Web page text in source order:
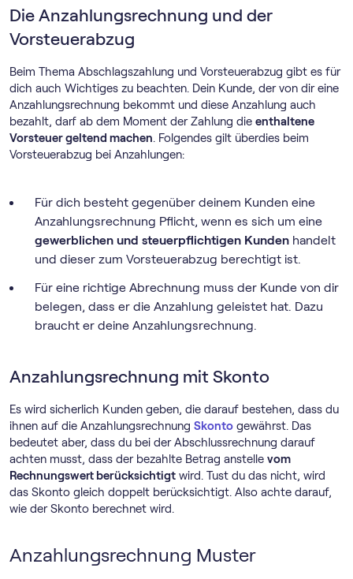
Die Anzahlungsrechnung und der
Vorsteuerabzug
Beim Thema Abschlagszahlung und Vorsteuerabzug gibt es für
dich auch Wichtiges zu beachten. Dein Kunde, der von dir eine
Anzahlungsrechnung bekommt und diese Anzahlung auch
bezahlt, darf ab dem Moment der Zahlung die enthaltene
Vorsteuer geltend machen. Folgendes gilt überdies beim
Vorsteuerabzug bei Anzahlungen:
Für dich besteht gegenüber deinem Kunden eine
Anzahlungsrechnung Pflicht, wenn es sich um eine
gewerblichen und steuerpflichtigen Kunden handelt
und dieser zum Vorsteuerabzug berechtigt ist.
Für eine richtige Abrechnung muss der Kunde von dir
belegen, dass er die Anzahlung geleistet hat. Dazu
braucht er deine Anzahlungsrechnung.
Anzahlungsrechnung mit Skonto
Es wird sicherlich Kunden geben, die darauf bestehen, dass du
ihnen auf die Anzahlungsrechnung Skonto gewährst. Das
bedeutet aber, dass du bei der Abschlussrechnung darauf
achten musst, dass der bezahlte Betrag anstelle vom
Rechnungswert berücksichtigt wird. Tust du das nicht, wird
das Skonto gleich doppelt berücksichtigt. Also achte darauf,
wie der Skonto berechnet wird.
Anzahlungsrechnung Muster